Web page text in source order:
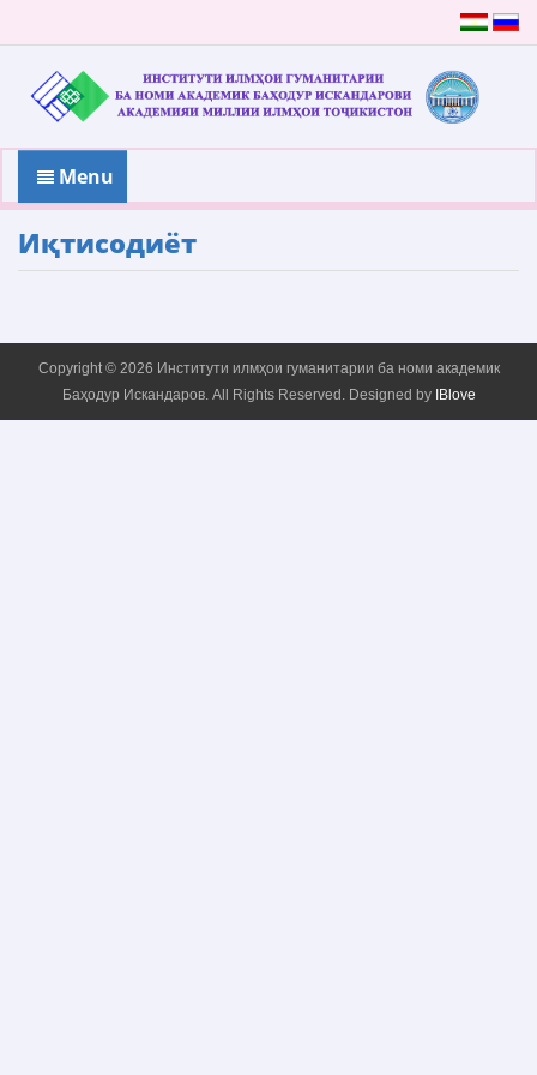
Menu
Иқтисодиёт
Copyright © 2026 Институти илмҳои гуманитарии ба номи академик
Баҳодур Искандаров. All Rights Reserved. Designed by IBlove